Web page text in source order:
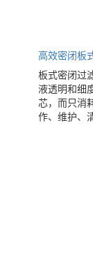
高效密闭板
板式密闭过
液透明和细
芯，而只消
作、维护、